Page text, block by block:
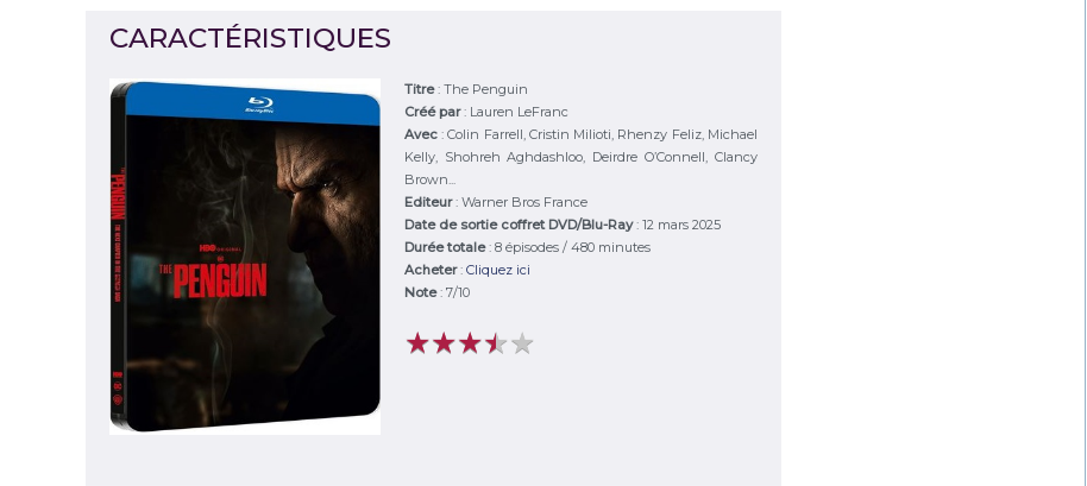
CARACTÉRISTIQUES
Titre: The Penguin
Créé par: Lauren LeFranc
Avec :Colin Farrell, Cristin Milioti, Rhenzy Feliz, Michael
Kelly, Shohreh Aghdashloo, Deirdre O’Connell, Clancy
Brown...
Editeur: Warner Bros France
Date de sortie coffret DVD/Blu-Ray: 12 mars 2025
Durée totale: 8 épisodes / 480 minutes
Acheter: Cliquez ici
Note: 7/10
★★★★★
★★★★★